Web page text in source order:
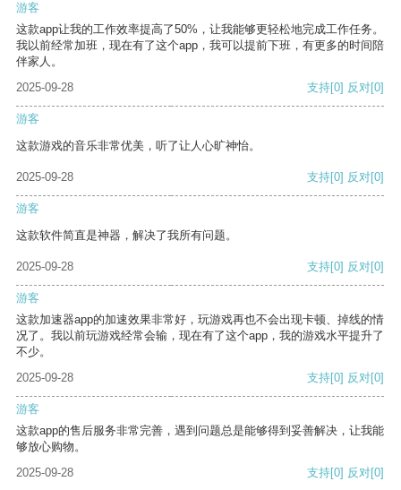
游客
这款app让我的工作效率提高了50%，让我能够更轻松地完成工作任务。
我以前经常加班，现在有了这个app，我可以提前下班，有更多的时间陪
伴家人。
2025-09-28
支持[0] 反对[0]
游客
这款游戏的音乐非常优美，听了让人心旷神怡。
2025-09-28 支持[0] 反对[0]
游客
这款软件简直是神器，解决了我所有问题。
2025-09-28 支持[0] 反对[0]
游客
这款加速器app的加速效果非常好，玩游戏再也不会出现卡顿、掉线的情
况了。我以前玩游戏经常会输，现在有了这个app，我的游戏水平提升了
不少。
2025-09-28
支持[0] 反对[0]
游客
这款app的售后服务非常完善，遇到问题总是能够得到妥善解决，让我能
够放心购物。
2025-09-28
支持[0] 反对[0]